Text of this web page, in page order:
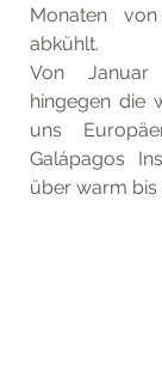
Monaten
abkühlt.
Von
hingegen die
uns
Galápagos
über warm bis